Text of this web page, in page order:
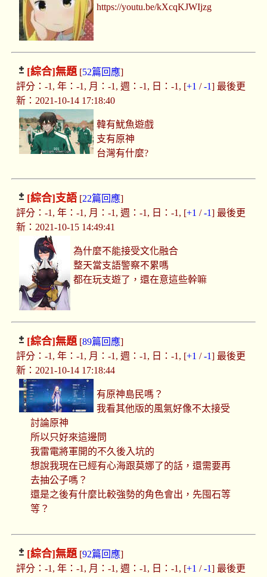
https://youtu.be/kXcqKJWIjzg
[綜合]無題[52篇回應]
評分：-1, 年：-1, 月：-1, 週：-1, 日：-1, [+1 /-1] 最後更
新：2021-10-14 17:18:40
韓有魷魚遊戲
支有原神
台灣有什麼?
[綜合]支語[22篇回應]
評分：-1, 年：-1, 月：-1, 週：-1, 日：-1, [+1 /-1] 最後更
新：2021-10-15 14:49:41
為什麼不能接受文化融合
整天當支語警察不累嗎
都在玩支遊了，還在意這些幹嘛
[綜合]無題[89篇回應]
評分：-1, 年：-1, 月：-1, 週：-1, 日：-1, [+1 /-1] 最後更
新：2021-10-14 17:18:44
有原神島民嗎？
我看其他版的風氣好像不太接受
討論原神
所以只好來這邊問
我雷電將軍開的不久後入坑的
想說我現在已經有心海跟莫娜了的話，還需要再
去抽公子嗎？
還是之後有什麼比較強勢的角色會出，先囤石等
等？
[綜合]無題[92篇回應]
評分：-1, 年：-1, 月：-1, 週：-1, 日：-1, [+1 /-1] 最後更